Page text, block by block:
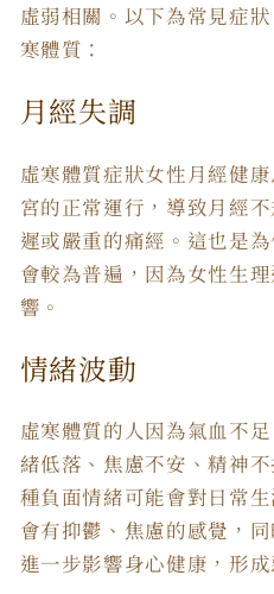
虛弱相關。以下為常見症
寒體質：
月經失調
虛寒體質症狀女性月經健
宮的正常運行，導致月經
遲或嚴重的痛經。這也是
會較為普遍，因為女性生
響。
情緒波動
虛寒體質的人因為氣血不
緒低落、焦慮不安、精神
種負面情緒可能會對日常
會有抑鬱、焦慮的感覺，
進一步影響身心健康，形成